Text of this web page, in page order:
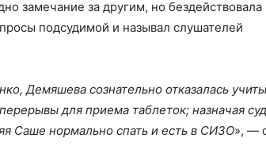
замечание за другим, но бездействовала
подсудимой и называл слушателей
Демяшева сознательно отказалась
для приема таблеток; назначая
Саше нормально спать и есть в СИЗО», —